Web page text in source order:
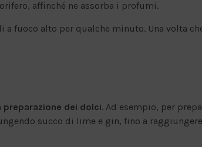
affinché ne assorba i profumi.
fuoco alto per qualche minuto. Una volta
dei dolci. Ad esempio, per
succo di lime e gin, fino a